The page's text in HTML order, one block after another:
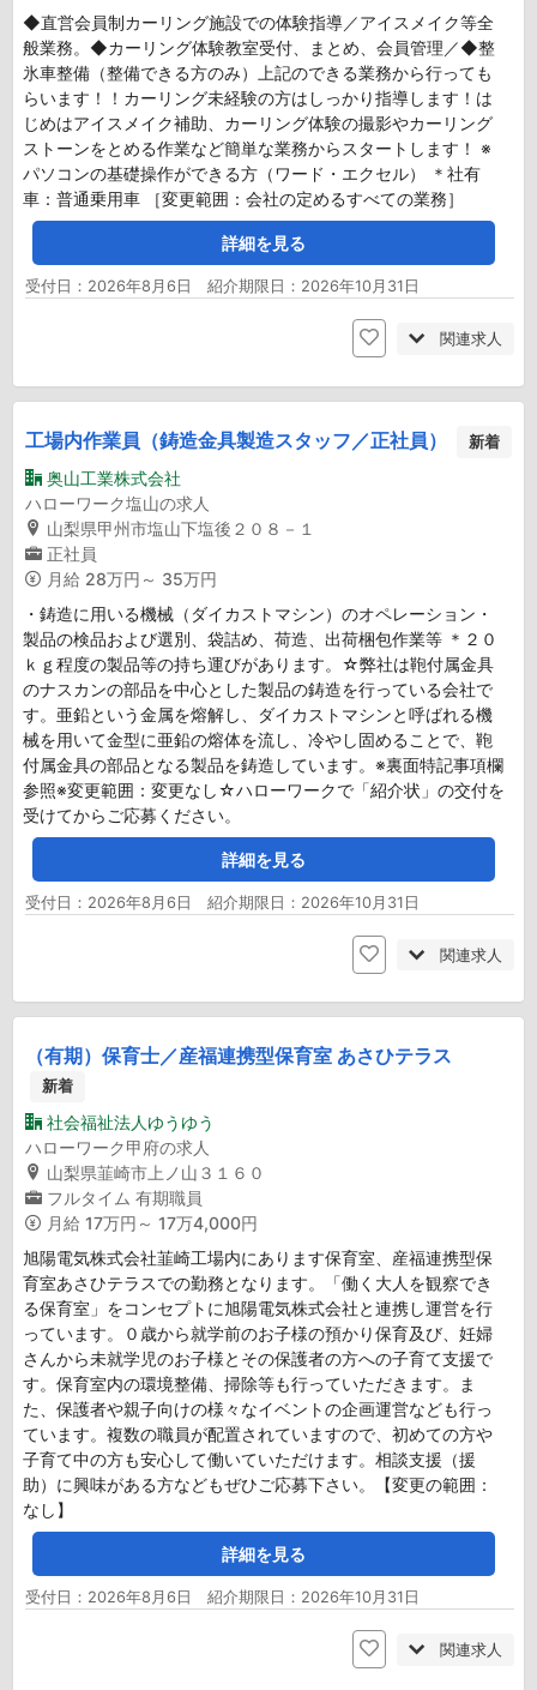
◆直営会員制カーリング施設での体験指導／アイスメイク等全
般業務。◆カーリング体験教室受付、まとめ、会員管理／◆整
氷車整備（整備できる方のみ）上記のできる業務から行っても
らいます！！カーリング未経験の方はしっかり指導します！は
じめはアイスメイク補助、カーリング体験の撮影やカーリング
ストーンをとめる作業など簡単な業務からスタートします！ ※
パソコンの基礎操作ができる方（ワード・エクセル） ＊社有
車：普通乗用車 ［変更範囲：会社の定めるすべての業務］
詳細を見る
受付日：2026年8月6日 紹介期限日：2026年10月31日
関連求人
工場内作業員（鋳造金具製造スタッフ／正社員） 新着
奥山工業株式会社
ハローワーク塩山の求人
山梨県甲州市塩山下塩後２０８－１
正社員
月給 28万円～ 35万円
・鋳造に用いる機械（ダイカストマシン）のオペレーション・
製品の検品および選別、袋詰め、荷造、出荷梱包作業等 ＊２０
ｋｇ程度の製品等の持ち運びがあります。☆弊社は鞄付属金具
のナスカンの部品を中心とした製品の鋳造を行っている会社で
す。亜鉛という金属を熔解し、ダイカストマシンと呼ばれる機
械を用いて金型に亜鉛の熔体を流し、冷やし固めることで、鞄
付属金具の部品となる製品を鋳造しています。※裏面特記事項欄
参照※変更範囲：変更なし☆ハローワークで「紹介状」の交付を
受けてからご応募ください。
詳細を見る
受付日：2026年8月6日 紹介期限日：2026年10月31日
関連求人
（有期）保育士／産福連携型保育室 あさひテラス
新着
社会福祉法人ゆうゆう
ハローワーク甲府の求人
山梨県韮崎市上ノ山３１６０
フルタイム 有期職員
月給 17万円～ 17万4,000円
旭陽電気株式会社韮崎工場内にあります保育室、産福連携型保
育室あさひテラスでの勤務となります。「働く大人を観察でき
る保育室」をコンセプトに旭陽電気株式会社と連携し運営を行
っています。０歳から就学前のお子様の預かり保育及び、妊婦
さんから未就学児のお子様とその保護者の方への子育て支援で
す。保育室内の環境整備、掃除等も行っていただきます。ま
た、保護者や親子向けの様々なイベントの企画運営なども行っ
ています。複数の職員が配置されていますので、初めての方や
子育て中の方も安心して働いていただけます。相談支援（援
助）に興味がある方などもぜひご応募下さい。【変更の範囲：
なし】
詳細を見る
受付日：2026年8月6日 紹介期限日：2026年10月31日
関連求人